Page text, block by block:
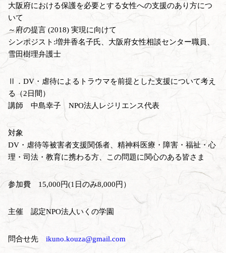
大阪府における保護を必要とする女性への支援のあり方につ
いて
～府の提言 (2018) 実現に向けて
シンポジスト:増井香名子氏、大阪府女性相談センター職員、
雪田樹理弁護士
Ⅱ．DV・虐待によるトラウマを前提とした支援について考え
る（2日間）
講師 中島幸子 NPO法人レジリエンス代表
対象
DV・虐待等被害者支援関係者、精神科医療・障害・福祉・心
理・司法・教育に携わる方、この問題に関心のある皆さま
参加費 15,000円(1日のみ8,000円）
主催 認定NPO法人いくの学園
問合せ先 ikuno.kouza@gmail.com